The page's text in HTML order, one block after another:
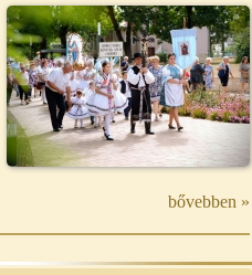
bővebben »